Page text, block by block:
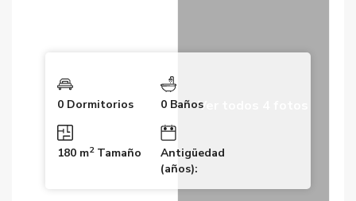
Ver todos 4 fotos
0 Dormitorios 0 Baños
180 m2Tamaño
Antigüedad
(años):